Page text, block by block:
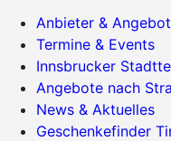
Anbieter &
Termine & Events
Innsbrucker
Angebote nach
News & Aktuelles
Geschenkefinder